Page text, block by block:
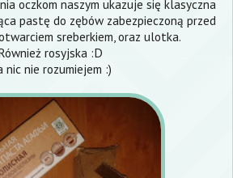
oczkom naszym ukazuje się klasyczna
pastę do zębów zabezpieczoną przed
sreberkiem, oraz ulotka.
rosyjska :D
nic nie rozumiejem :)